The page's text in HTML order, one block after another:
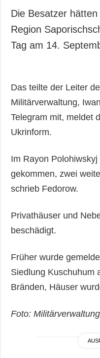
Die Besatzer
Region
Tag am 14.
Das teilte der Leiter
Militärverwaltung,
Telegram mit, meldet
Ukrinform.
Im Rayon
gekommen, zwei
schrieb Fedorow.
Privathäuser und
beschädigt.
Früher wurde
Siedlung Kuschuhum
Bränden, Häuser
Foto: